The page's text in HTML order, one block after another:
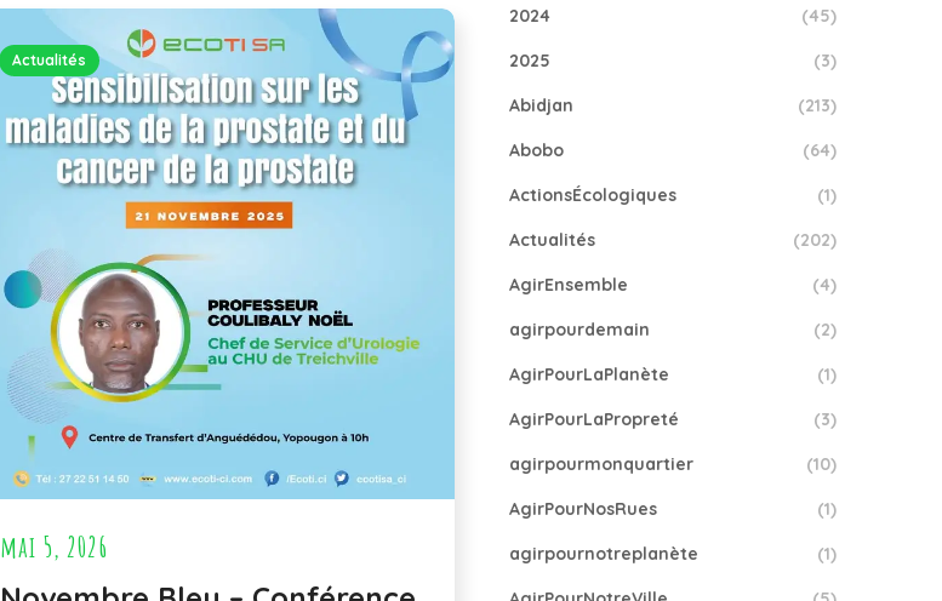
Actualités
mai 5, 2026
2024 (45)
2025 (3)
Abidjan (213)
Abobo (64)
ActionsÉcologiques (1)
Actualités (202)
AgirEnsemble (4)
agirpourdemain (2)
AgirPourLaPlanète (1)
AgirPourLaPropreté (3)
agirpourmonquartier (10)
AgirPourNosRues (1)
agirpournotreplanète (1)